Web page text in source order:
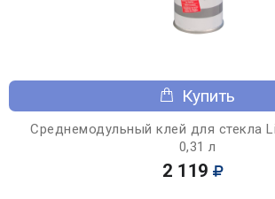
Купить
Среднемодульный клей для стекла
0,31 л
2 119